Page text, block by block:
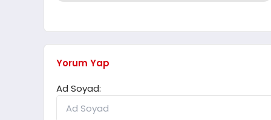
Yorum Yap
Ad Soyad: